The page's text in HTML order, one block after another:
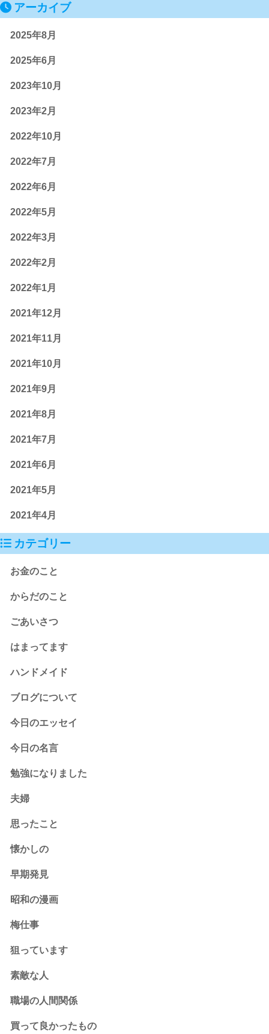
アーカイブ
2025年8月
2025年6月
2023年10月
2023年2月
2022年10月
2022年7月
2022年6月
2022年5月
2022年3月
2022年2月
2022年1月
2021年12月
2021年11月
2021年10月
2021年9月
2021年8月
2021年7月
2021年6月
2021年5月
2021年4月
カテゴリー
お金のこと
からだのこと
ごあいさつ
はまってます
ハンドメイド
ブログについて
今日のエッセイ
今日の名言
勉強になりました
夫婦
思ったこと
懐かしの
早期発見
昭和の漫画
梅仕事
狙っています
素敵な人
職場の人間関係
買って良かったもの